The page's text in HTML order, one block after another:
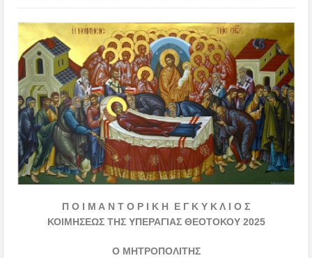
Π Ο Ι Μ Α Ν Τ Ο Ρ Ι Κ Η Ε Γ Κ Υ Κ Λ Ι Ο Σ
ΚΟΙΜΗΣΕΩΣ ΤΗΣ ΥΠΕΡΑΓΙΑΣ ΘΕΟΤΟΚΟΥ 2025
Ο ΜΗΤΡΟΠΟΛΙΤΗΣ